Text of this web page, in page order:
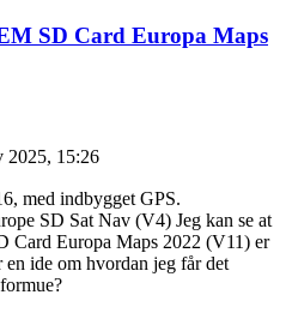
SD Card Europa Maps
2025, 15:26
med indbygget GPS.
SD Sat Nav (V4) Jeg kan se at
Europa Maps 2022 (V11) er
en ide om hvordan jeg får det